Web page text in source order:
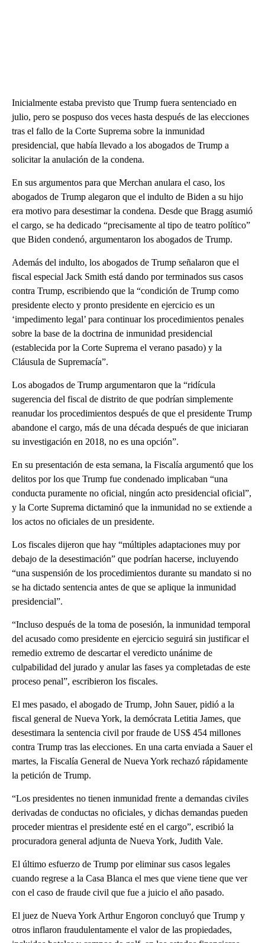
Inicialmente estaba previsto que Trump fuera sentenciado en
julio, pero se pospuso dos veces hasta después de las elecciones
tras el fallo de la Corte Suprema sobre la inmunidad
presidencial, que había llevado a los abogados de Trump a
solicitar la anulación de la condena.
En sus argumentos para que Merchan anulara el caso, los
abogados de Trump alegaron que el indulto de Biden a su hijo
era motivo para desestimar la condena. Desde que Bragg asumió
el cargo, se ha dedicado “precisamente al tipo de teatro político”
que Biden condenó, argumentaron los abogados de Trump.
Además del indulto, los abogados de Trump señalaron que el
fiscal especial Jack Smith está dando por terminados sus casos
contra Trump, escribiendo que la “condición de Trump como
presidente electo y pronto presidente en ejercicio es un
‘impedimento legal’ para continuar los procedimientos penales
sobre la base de la doctrina de inmunidad presidencial
(establecida por la Corte Suprema el verano pasado) y la
Cláusula de Supremacía”.
Los abogados de Trump argumentaron que la “ridícula
sugerencia del fiscal de distrito de que podrían simplemente
reanudar los procedimientos después de que el presidente Trump
abandone el cargo, más de una década después de que iniciaran
su investigación en 2018, no es una opción”.
En su presentación de esta semana, la Fiscalía argumentó que los
delitos por los que Trump fue condenado implicaban “una
conducta puramente no oficial, ningún acto presidencial oficial”,
y la Corte Suprema dictaminó que la inmunidad no se extiende a
los actos no oficiales de un presidente.
Los fiscales dijeron que hay “múltiples adaptaciones muy por
debajo de la desestimación” que podrían hacerse, incluyendo
“una suspensión de los procedimientos durante su mandato si no
se ha dictado sentencia antes de que se aplique la inmunidad
presidencial”.
“Incluso después de la toma de posesión, la inmunidad temporal
del acusado como presidente en ejercicio seguirá sin justificar el
remedio extremo de descartar el veredicto unánime de
culpabilidad del jurado y anular las fases ya completadas de este
proceso penal”, escribieron los fiscales.
El mes pasado, el abogado de Trump, John Sauer, pidió a la
fiscal general de Nueva York, la demócrata Letitia James, que
desestimara la sentencia civil por fraude de US$ 454 millones
contra Trump tras las elecciones. En una carta enviada a Sauer el
martes, la Fiscalía General de Nueva York rechazó rápidamente
la petición de Trump.
“Los presidentes no tienen inmunidad frente a demandas civiles
derivadas de conductas no oficiales, y dichas demandas pueden
proceder mientras el presidente esté en el cargo”, escribió la
procuradora general adjunta de Nueva York, Judith Vale.
El último esfuerzo de Trump por eliminar sus casos legales
cuando regrese a la Casa Blanca el mes que viene tiene que ver
con el caso de fraude civil que fue a juicio el año pasado.
El juez de Nueva York Arthur Engoron concluyó que Trump y
otros inflaron fraudulentamente el valor de las propiedades,